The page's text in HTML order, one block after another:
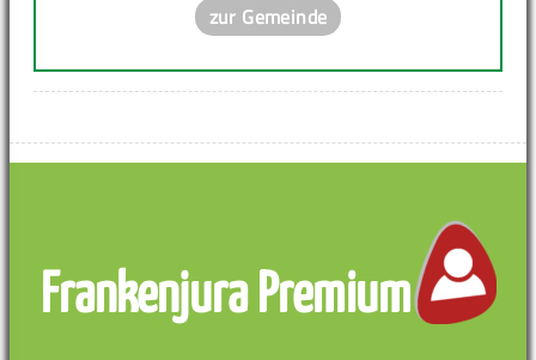
zur Gemeinde
Frankenjura Premium